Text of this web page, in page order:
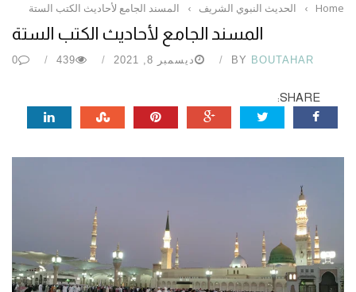
Home
› الحديث النبوي الشريف › المسند الجامع لأحاديث الكتب الستة
المسند الجامع لأحاديث الكتب الستة
BY BOUTAHAR ديسمبر 8, 2021 439
0
SHARE: